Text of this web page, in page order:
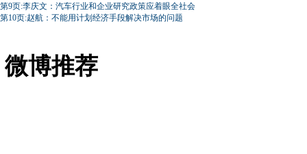
第9页:李庆文：汽车行业和企业研究政策应着眼全社会
第10页:赵航：不能用计划经济手段解决市场的问题
微博推荐